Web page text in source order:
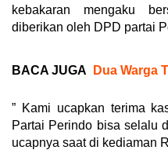
kebakaran mengaku
diberikan oleh DPD partai
BACA JUGA Dua Warga
” Kami ucapkan terima
Partai Perindo bisa selalu
ucapnya saat di kediaman